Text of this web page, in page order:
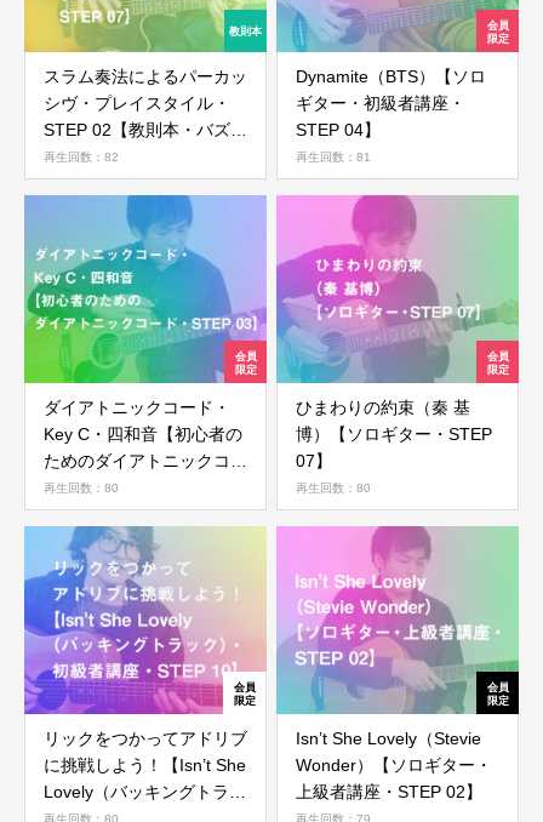
スラム奏法によるパーカッ
シヴ・プレイスタイル・
STEP 02【教則本・バズフ
レーズ・STEP 07】
再生回数：82
Dynamite（BTS）【ソロ
ギター・初級者講座・
STEP 04】
再生回数：81
ダイアトニックコード・
Key C・四和音【初心者の
ためのダイアトニックコー
ド・STEP 03】
再生回数：80
ひまわりの約束（秦 基
博）【ソロギター・STEP
07】
再生回数：80
リックをつかってアドリブ
に挑戦しよう！【Isn’t She
Lovely（バッキングトラッ
再生回数：80
Isn’t She Lovely（Stevie
Wonder）【ソロギター・
上級者講座・STEP 02】
再生回数：79